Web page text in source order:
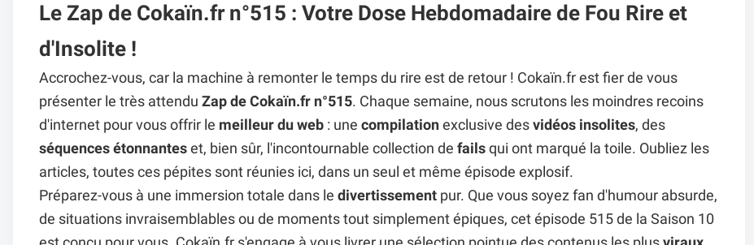
Le Zap de Cokaïn.fr n°515 : Votre Dose Hebdomadaire de Fou Rire et
d'Insolite !
Accrochez-vous, car la machine à remonter le temps du rire est de retour ! Cokaïn.fr est fier de vous
présenter le très attendu Zap de Cokaïn.fr n°515. Chaque semaine, nous scrutons les moindres recoins
d'internet pour vous offrir le meilleur du web : une compilation exclusive des vidéos insolites, des
séquences étonnantes et, bien sûr, l'incontournable collection de fails qui ont marqué la toile. Oubliez les
articles, toutes ces pépites sont réunies ici, dans un seul et même épisode explosif.
Préparez-vous à une immersion totale dans le divertissement pur. Que vous soyez fan d'humour absurde,
de situations invraisemblables ou de moments tout simplement épiques, cet épisode 515 de la Saison 10